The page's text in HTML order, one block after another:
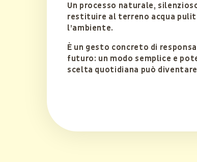
Un processo naturale,
restituire al terreno acqua
l’ambiente.
È un gesto concreto di
futuro: un modo semplice e
scelta quotidiana può